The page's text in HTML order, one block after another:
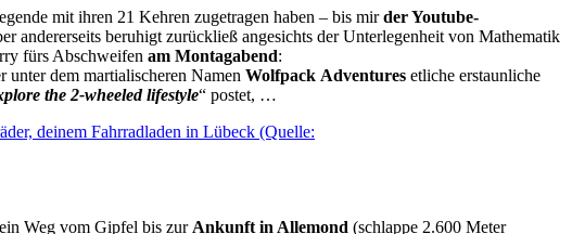
mit ihren 21 Kehren zugetragen haben – bis mirder Youtube-
andererseits beruhigt zurückließ angesichts der Unterlegenheit von Mathematik
fürs Abschweifen am Montagabend:
unter dem martialischeren Namen Wolfpack Adventures etliche erstaunliche
the 2-wheeled lifestyle“ postet, …
Weg vom Gipfel bis zur Ankunft in Allemond (schlappe 2.600 Meter